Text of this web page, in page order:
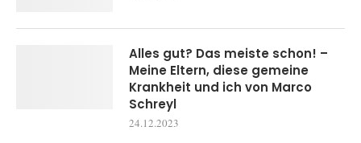
Alles gut? Das meiste schon! –
Meine Eltern, diese gemeine
Krankheit und ich von Marco
Schreyl
24.12.2023